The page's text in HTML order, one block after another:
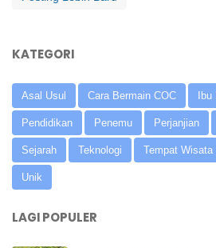
KATEGORI
Asal Usul Cara Bermain COC Ibu
Pendidikan Penemu Perjanjian
Sejarah Teknologi Tempat Wisata
Unik
LAGI POPULER